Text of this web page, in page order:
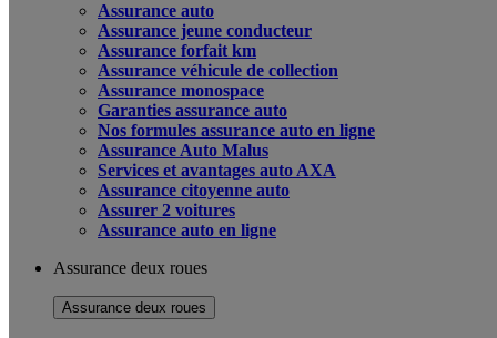
Assurance auto
Assurance jeune conducteur
Assurance forfait km
Assurance véhicule de collection
Assurance monospace
Garanties assurance auto
Nos formules assurance auto en ligne
Assurance Auto Malus
Services et avantages auto AXA
Assurance citoyenne auto
Assurer 2 voitures
Assurance auto en ligne
Assurance deux roues
Assurance deux roues